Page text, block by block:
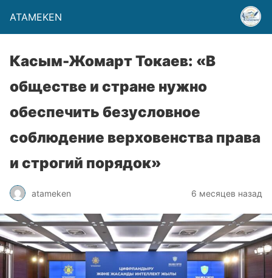
ATAMEKEN
Касым-Жомарт Токаев: «В
обществе и стране нужно
обеспечить безусловное
соблюдение верховенства права
и строгий порядок»
atameken 6 месяцев назад